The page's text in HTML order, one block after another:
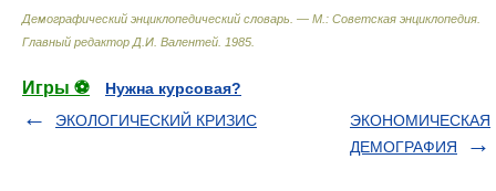
Демографический энциклопедический словарь. — М.: Советская энциклопедия
Главный редактор Д.И. Валентей 1985
Игры ⚽
Нужна курсовая?
ЭКОЛОГИЧЕСКИЙ КРИЗИС
ЭКОНОМИЧЕСКАЯ
ДЕМОГРАФИЯ